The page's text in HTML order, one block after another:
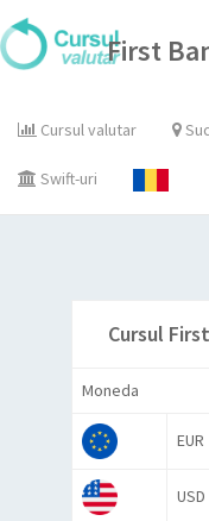
First
Cursul valutar
Swift-uri
Cursul
Moneda
EUR
USD